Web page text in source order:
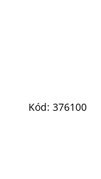
Kód: 376100